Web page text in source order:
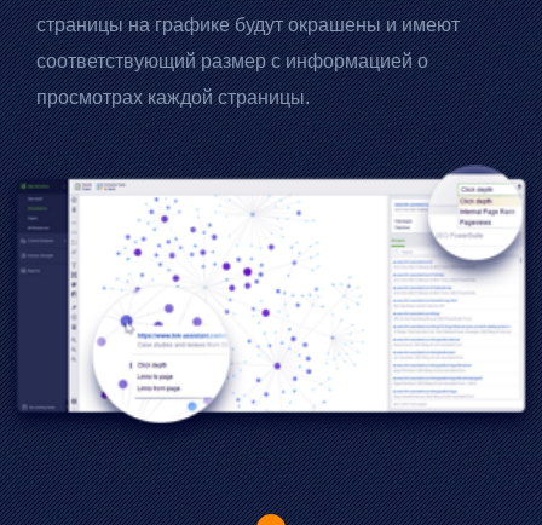
страницы на графике будут окрашены и имеют
соответствующий размер с информацией о
просмотрах каждой страницы.